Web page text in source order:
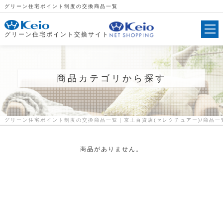
グリーン住宅ポイント制度の交換商品一覧
グリーン住宅ポイント交換サイト
商品カテゴリから探す
グリーン住宅ポイント制度の交換商品一覧｜京王百貨店(セレクチュアー) 商品一
商品がありません。